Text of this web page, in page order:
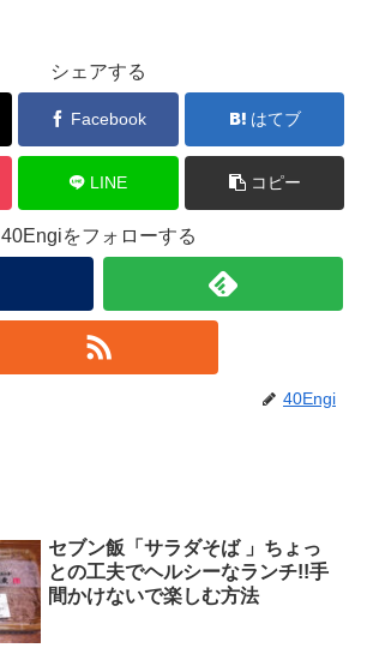
シェアする
Facebook はてブ
LINE コピー
40Engiをフォローする
40Engi
セブン飯「サラダそば 」ちょっ
との工夫でヘルシーなランチ!!手
間かけないで楽しむ方法